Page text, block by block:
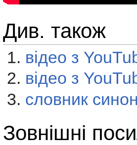
Див. також
відео з
відео з
словник
Зовнішні